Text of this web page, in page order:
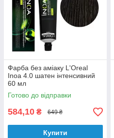
Фарба без аміаку L'Oreal
Inoa 4.0 шатен інтенсивний
60 мл
Готово до відправки
584,10 ₴ 649 ₴
Купити